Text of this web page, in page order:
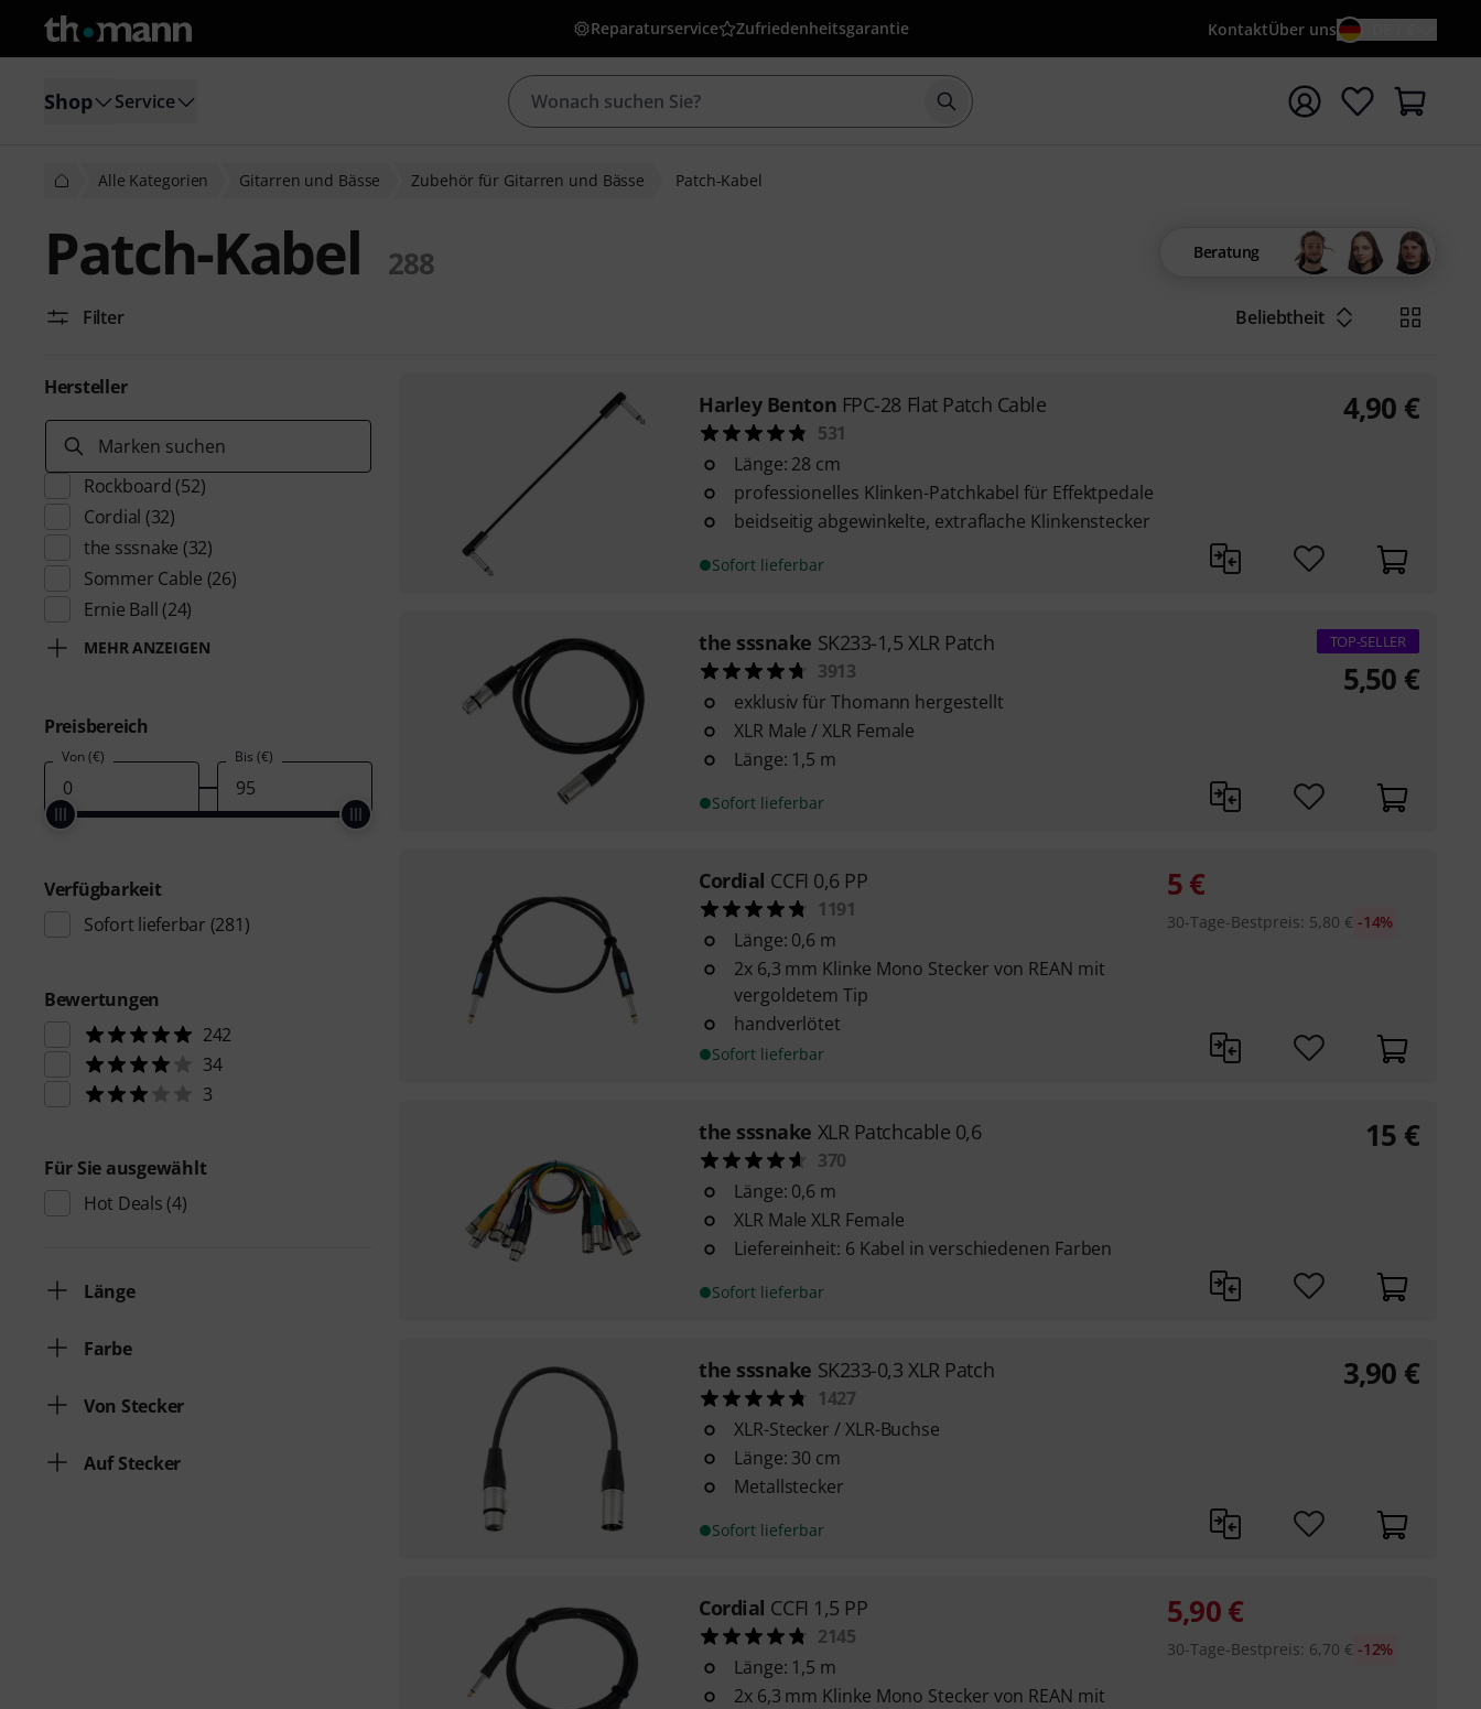
Reparaturservice Zufriedenheitsgarantie KontaktÜber uns
Shop Service Suche mit Suchwort {searchTerm} starten
Alle Kategorien Gitarren und Bässe Zubehör für Gitarren und Bässe Patch-Kabel
Patch-Kabel 288 Beratung
Filter Beliebtheit
Hersteller
Marken suchen
Rockboard (52)
Cordial (32)
the sssnake (32)
Sommer Cable (26)
Ernie Ball (24)
MEHR ANZEIGEN
Preisbereich
Von (€) Bis (€)
Verfügbarkeit
Sofort lieferbar (281)
Bewertungen
242
34
3
Für Sie ausgewählt
Hot Deals (4)
Länge
Farbe
Von Stecker
Auf Stecker
Harley Benton FPC-28 Flat Patch Cable
531
Länge: 28 cm
professionelles Klinken-Patchkabel für Effektpedale
beidseitig abgewinkelte, extraflache Klinkenstecker
Sofort lieferbar
4,90 €
the sssnake SK233-1,5 XLR Patch
3913
exklusiv für Thomann hergestellt
XLR Male / XLR Female
Länge: 1,5 m
Sofort lieferbar
TOP-SELLER
5,50 €
Cordial CCFI 0,6 PP
1191
Länge: 0,6 m
2x 6,3 mm Klinke Mono Stecker von REAN mit
vergoldetem Tip
handverlötet
Sofort lieferbar
5€
30-Tage-Bestpreis: 5,80 € -14%
the sssnake XLR Patchcable 0,6
370
Länge: 0,6 m
XLR Male XLR Female
Liefereinheit: 6 Kabel in verschiedenen Farben
Sofort lieferbar
15 €
the sssnake SK233-0,3 XLR Patch
1427
XLR-Stecker / XLR-Buchse
Länge: 30 cm
Metallstecker
Sofort lieferbar
3,90 €
Cordial CCFI 1,5 PP
2145
Länge: 1,5 m
2x 6,3 mm Klinke Mono Stecker von REAN mit
5,90€
30-Tage-Bestpreis: 6,70 € -12%